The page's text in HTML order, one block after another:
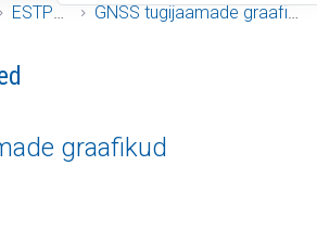
ESTPOS GNSS tugijaamade graafikud
graafikud